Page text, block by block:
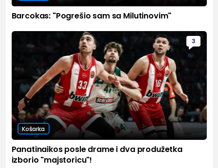
Barcokas: "Pogrešio sam sa Milutinovim"
3
Košarka
Panatinaikos posle drame i dva produžetka
izborio "majstoricu"!